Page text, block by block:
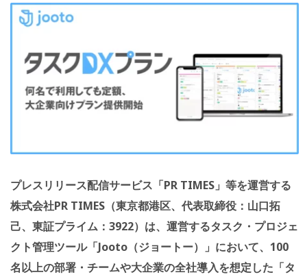
プレスリリース配信サービス「PR TIMES」等を運営する
株式会社PR TIMES（東京都港区、代表取締役：山口拓
己、東証プライム：3922）は、運営するタスク・プロジェ
クト管理ツール「Jooto（ジョートー）」において、100
名以上の部署・チームや大企業の全社導入を想定した「タ